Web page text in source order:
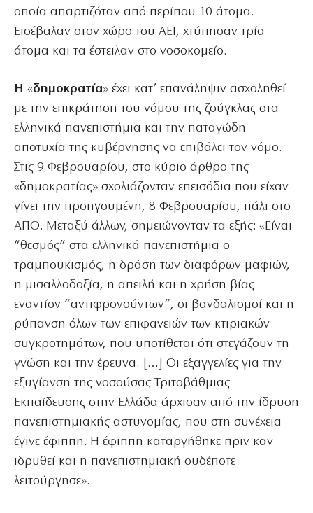
οποία απαρτιζόταν από περίπου 10 άτομα.
Εισέβαλαν στον χώρο του ΑΕΙ, χτύπησαν τρία
άτομα και τα έστειλαν στο νοσοκομείο.
Η «δημοκρατία» έχει κατ’ επανάληψιν ασχοληθεί
με την επικράτηση του νόμου της ζούγκλας στα
ελληνικά πανεπιστήμια και την παταγώδη
αποτυχία της κυβέρνησης να επιβάλει τον νόμο.
Στις 9 Φεβρουαρίου, στο κύριο άρθρο της
«δημοκρατίας» σχολιάζονταν επεισόδια που είχαν
γίνει την προηγουμένη, 8 Φεβρουαρίου, πάλι στο
ΑΠΘ. Μεταξύ άλλων, σημειώνονταν τα εξής: «Είναι
“θεσμός” στα ελληνικά πανεπιστήμια ο
τραμπουκισμός, η δράση των διαφόρων μαφιών,
η μισαλλοδοξία, η απειλή και η χρήση βίας
εναντίον “αντιφρονούντων”, οι βανδαλισμοί και η
ρύπανση όλων των επιφανειών των κτιριακών
συγκροτημάτων, που υποτίθεται ότι στεγάζουν τη
γνώση και την έρευνα. […] Οι εξαγγελίες για την
εξυγίανση της νοσούσας Τριτοβάθμιας
Εκπαίδευσης στην Ελλάδα άρχισαν από την ίδρυση
πανεπιστημιακής αστυνομίας, που στη συνέχεια
έγινε έφιππη. Η έφιππη καταργήθηκε πριν καν
ιδρυθεί και η πανεπιστημιακή ουδέποτε
λειτούργησε».